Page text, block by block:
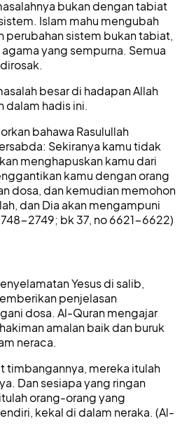
bukan dengan tabiat
Islam mahu mengubah
perubahan sistem bukan tabiat,
yang sempurna. Semua
besar di hadapan Allah
dalam hadis ini.
bahawa Rasulullah
Sekiranya kamu tidak
menghapuskan kamu dari
kamu dengan orang
dosa, dan kemudian memohon
dan Dia akan mengampuni
2749; bk 37, no 6621-6622)
Yesus di salib,
penjelasan
dosa. Al-Quran mengajar
amalan baik dan buruk
neraca.
timbangannya, mereka itulah
Dan sesiapa yang ringan
orang-orang yang
kekal di dalam neraka. (Al-